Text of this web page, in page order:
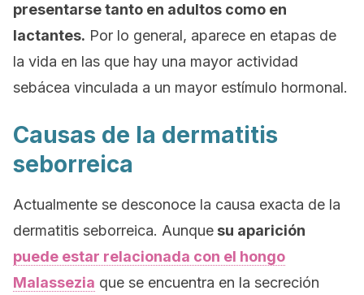
presentarse tanto en adultos como en
lactantes. Por lo general, aparece en etapas de
la vida en las que hay una mayor actividad
sebácea vinculada a un mayor estímulo hormonal.
Causas de la dermatitis
seborreica
Actualmente se desconoce la causa exacta de la
dermatitis seborreica. Aunque su aparición
puede estar relacionada con el hongo
Malassezia que se encuentra en la secreción